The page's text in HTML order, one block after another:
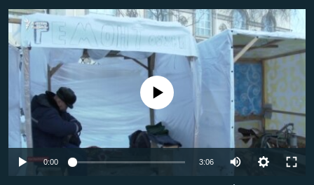
Search
ӘЛЕМ
АРНАЙЫ ЖОБАЛАР
Русский
ЖАЗЫЛЫҢЫЗ
No media source currently available
0:00 3:06